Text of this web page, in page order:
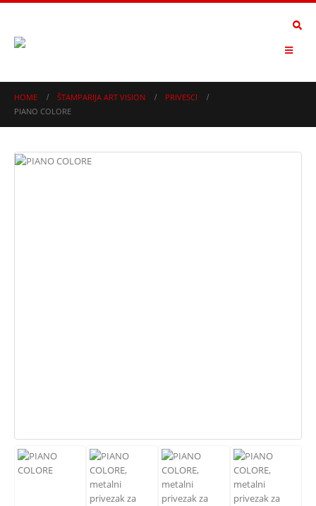
HOME ŠTAMPARIJA ART VISION
PRIVESCI
PIANO COLORE